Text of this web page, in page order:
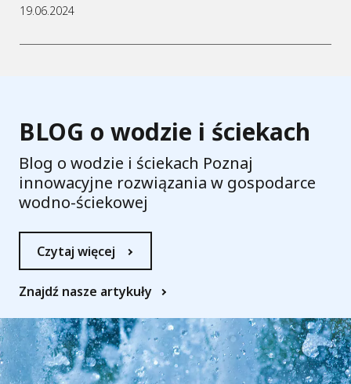
19.06.2024
BLOG o wodzie i ściekach
Blog o wodzie i ściekach Poznaj
innowacyjne rozwiązania w gospodarce
wodno-ściekowej
Czytaj więcej
Znajdź nasze artykuły